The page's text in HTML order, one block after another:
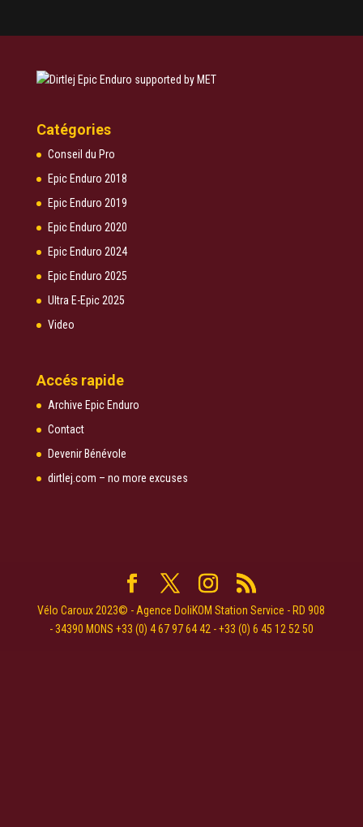
Catégories
Conseil du Pro
Epic Enduro 2018
Epic Enduro 2019
Epic Enduro 2020
Epic Enduro 2024
Epic Enduro 2025
Ultra E-Epic 2025
Video
Accés rapide
Archive Epic Enduro
Contact
Devenir Bénévole
dirtlej.com – no more excuses
Vélo Caroux 2023© - Agence DoliKOM Station Service - RD 908
- 34390 MONS +33 (0) 4 67 97 64 42 - +33 (0) 6 45 12 52 50